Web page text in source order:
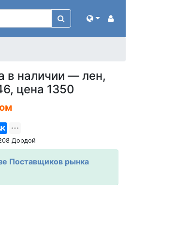
в наличии — лен,
цена 1350
Дордой
Поставщиков рынка